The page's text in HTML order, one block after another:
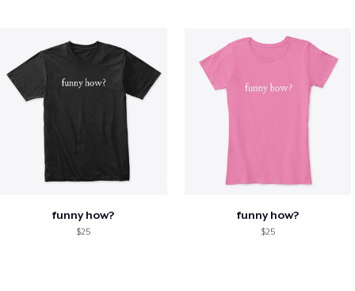
funny how?
$25
funny how?
$25